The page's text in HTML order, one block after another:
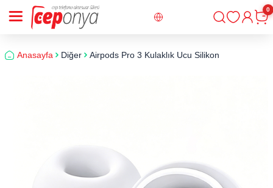
Giriş
0
Anasayfa Diğer Airpods Pro 3 Kulaklık Ucu Silikon